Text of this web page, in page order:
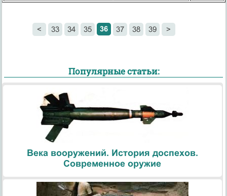
< 33 34 35 36 37 38 39 >
Популярные статьи:
Века вооружений. История доспехов.
Современное оружие